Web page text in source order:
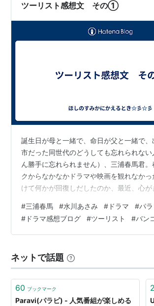
ツーリスト感想文 その①
誕生日が母と一緒で、命日が父と一緒で
市だった同世代のどうしても忘れられな
ん勝手に忘れられません）、三浦春馬君。
クからなかなかドラマや映画を観れなか
けて何かが回復しだしたのか、最近、心が
んだろ。もうかっこいいとかそんな言葉じ
への没頭ぶりが、素晴らしい。中でも「
ト」は、いろんな意味で素晴らしい作品
を過ごす観客たちを、すぐさま非日常の
なってくれる。役者さんたちものびのび…
#三浦春馬 #水川あさみ # ドラマ #パ
# ドラマ感想ブログ #ツーリスト #バン
ネットで話題
60 ブックマーク
Paravi(パラビ) - 人気番組が楽しめる